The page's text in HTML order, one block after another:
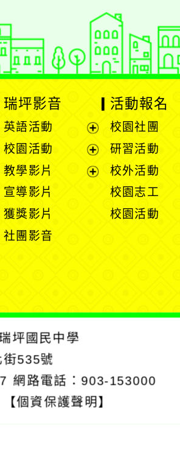
瑞坪影音
英語活動
展
開
選
校園活動
展
開
教學影片
宣導影片
獲獎影片
社團影音
活動報名
校園社團
研習活動
校外活動
校園志工
校園活動
坪國民中學
535號
網路電話：903-153000
【個資保護聲明】